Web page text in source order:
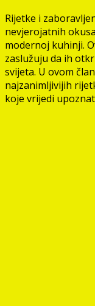
Rijetke i
nevjerojatnih
modernoj kuhinji.
zaslužuju da ih
svijeta. U ovom
najzanimljivijih
koje vrijedi